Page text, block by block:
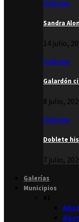
Ciclismo
Sandra
14 julio,
Ciclismo
Galardón
8 julio,
Ciclismo
Doblete
7 julio,
Galerías
Municipios